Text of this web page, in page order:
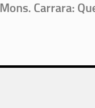
Mons. Carrara: